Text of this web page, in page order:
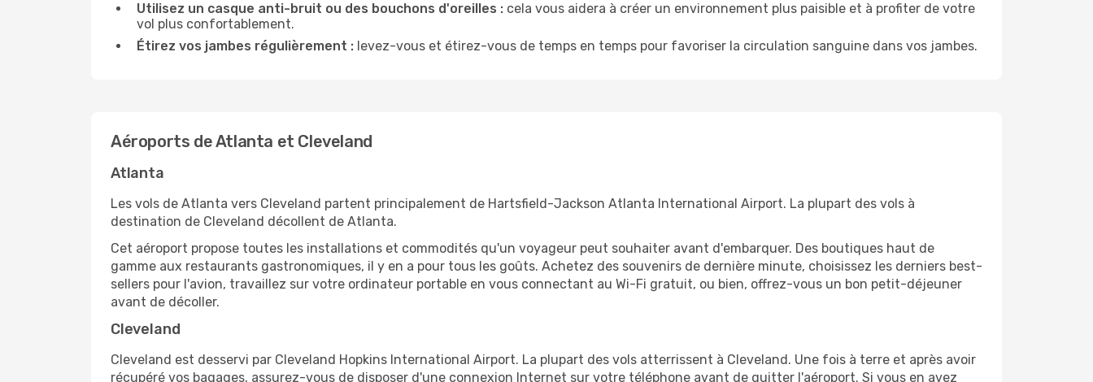
Utilisez un casque anti-bruit ou des bouchons d'oreilles : cela vous aidera à créer un environnement plus paisible et à profiter de votre
vol plus confortablement.
Étirez vos jambes régulièrement : levez-vous et étirez-vous de temps en temps pour favoriser la circulation sanguine dans vos jambes.
Aéroports de Atlanta et Cleveland
Atlanta
Les vols de Atlanta vers Cleveland partent principalement de Hartsfield-Jackson Atlanta International Airport. La plupart des vols à
destination de Cleveland décollent de Atlanta.
Cet aéroport propose toutes les installations et commodités qu'un voyageur peut souhaiter avant d'embarquer. Des boutiques haut de
gamme aux restaurants gastronomiques, il y en a pour tous les goûts. Achetez des souvenirs de dernière minute, choisissez les derniers best-
sellers pour l'avion, travaillez sur votre ordinateur portable en vous connectant au Wi-Fi gratuit, ou bien, offrez-vous un bon petit-déjeuner
avant de décoller.
Cleveland
Cleveland est desservi par Cleveland Hopkins International Airport. La plupart des vols atterrissent à Cleveland. Une fois à terre et après avoir
récupéré vos bagages, assurez-vous de disposer d'une connexion Internet sur votre téléphone avant de quitter l'aéroport. Si vous en avez